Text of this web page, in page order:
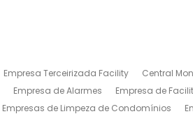
Empresa Terceirizada Facility Central
Empresa de Alarmes Empresa de
Empresas de Limpeza de Condomínios